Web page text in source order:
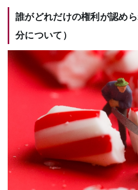
誰がどれだけの権利が認め
分について）